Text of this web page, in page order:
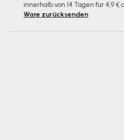
innerhalb von 14 Tagen für 4,9 €
Ware zurücksenden